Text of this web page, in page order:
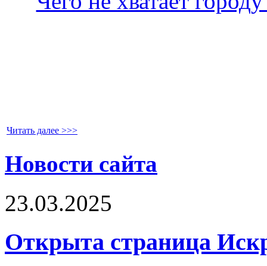
Читать далее >>>
Новости сайта
23.03.2025
Открыта страница